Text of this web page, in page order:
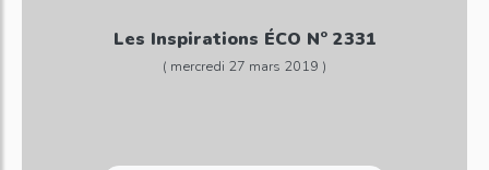
Les Inspirations ÉCO N° 2331
( mercredi 27 mars 2019 )